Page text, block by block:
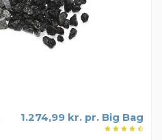
1.274,99 kr. pr. Big Bag